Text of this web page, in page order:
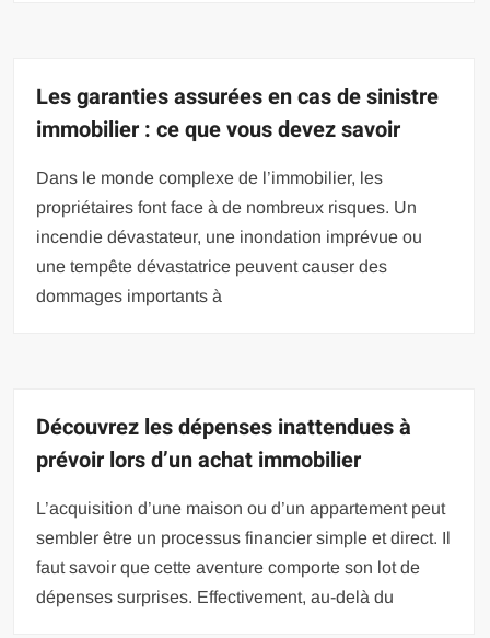
Les garanties assurées en cas de sinistre
immobilier : ce que vous devez savoir
Dans le monde complexe de l’immobilier, les
propriétaires font face à de nombreux risques. Un
incendie dévastateur, une inondation imprévue ou
une tempête dévastatrice peuvent causer des
dommages importants à
Découvrez les dépenses inattendues à
prévoir lors d’un achat immobilier
L’acquisition d’une maison ou d’un appartement peut
sembler être un processus financier simple et direct. Il
faut savoir que cette aventure comporte son lot de
dépenses surprises. Effectivement, au-delà du